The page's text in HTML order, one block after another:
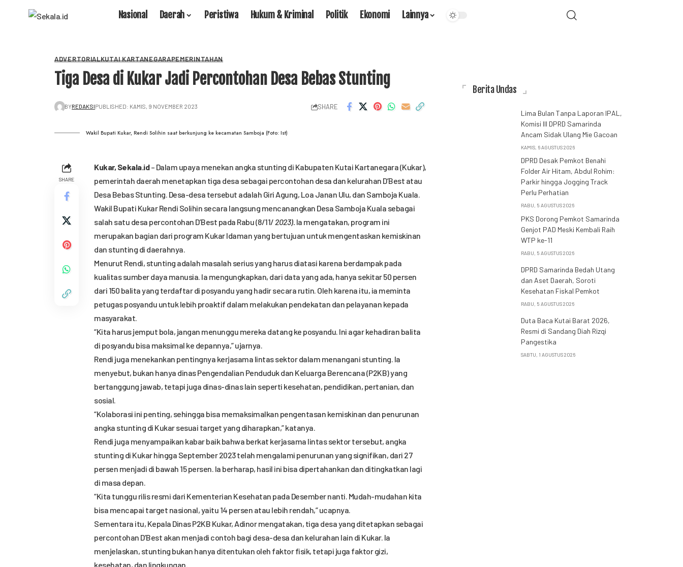
Nasional Daerah Peristiwa Hukum & Kriminal Politik Ekonomi Lainnya
ADVERTORIALKUTAI KARTANEGARAPEMERINTAHAN
Tiga Desa di Kukar Jadi Percontohan Desa Bebas Stunting
BYREDAKSIPUBLISHED: KAMIS, 9 NOVEMBER 2023 SHARE
Wakil Bupati Kukar, Rendi Solihin saat berkunjung ke kecamatan Samboja (Foto: Ist)
SHARE
Kukar, Sekala.id– Dalam upaya menekan angka stunting di Kabupaten Kutai Kartanegara (Kukar),
pemerintah daerah menetapkan tiga desa sebagai percontohan desa dan kelurahan D’Best atau
Desa Bebas Stunting. Desa-desa tersebut adalah Giri Agung, Loa Janan Ulu, dan Samboja Kuala.
Wakil Bupati Kukar Rendi Solihin secara langsung mencanangkan Desa Samboja Kuala sebagai
salah satu desa percontohan D’Best pada Rabu (8/11/ 2023). Ia mengatakan, program ini
merupakan bagian dari program Kukar Idaman yang bertujuan untuk mengentaskan kemiskinan
dan stunting di daerahnya.
Menurut Rendi, stunting adalah masalah serius yang harus diatasi karena berdampak pada
kualitas sumber daya manusia. Ia mengungkapkan, dari data yang ada, hanya sekitar 50 persen
dari 150 balita yang terdaftar di posyandu yang hadir secara rutin. Oleh karena itu, ia meminta
petugas posyandu untuk lebih proaktif dalam melakukan pendekatan dan pelayanan kepada
masyarakat.
“Kita harus jemput bola, jangan menunggu mereka datang ke posyandu. Ini agar kehadiran balita
di posyandu bisa maksimal ke depannya,” ujarnya.
Rendi juga menekankan pentingnya kerjasama lintas sektor dalam menangani stunting. Ia
menyebut, bukan hanya dinas Pengendalian Penduduk dan Keluarga Berencana (P2KB) yang
bertanggung jawab, tetapi juga dinas-dinas lain seperti kesehatan, pendidikan, pertanian, dan
sosial.
“Kolaborasi ini penting, sehingga bisa memaksimalkan pengentasan kemiskinan dan penurunan
angka stunting di Kukar sesuai target yang diharapkan,” katanya.
Rendi juga menyampaikan kabar baik bahwa berkat kerjasama lintas sektor tersebut, angka
stunting di Kukar hingga September 2023 telah mengalami penurunan yang signifikan, dari 27
persen menjadi di bawah 15 persen. Ia berharap, hasil ini bisa dipertahankan dan ditingkatkan lagi
di masa depan.
“Kita tunggu rilis resmi dari Kementerian Kesehatan pada Desember nanti. Mudah-mudahan kita
bisa mencapai target nasional, yaitu 14 persen atau lebih rendah,” ucapnya.
Sementara itu, Kepala Dinas P2KB Kukar, Adinor mengatakan, tiga desa yang ditetapkan sebagai
percontohan D’Best akan menjadi contoh bagi desa-desa dan kelurahan lain di Kukar. Ia
menjelaskan, stunting bukan hanya ditentukan oleh faktor fisik, tetapi juga faktor gizi,
kesehatan, dan lingkungan.
Berita Undas
Lima Bulan Tanpa Laporan IPAL,
Komisi III DPRD Samarinda
Ancam Sidak Ulang Mie Gacoan
KAMIS, 6 AGUSTUS 2026
DPRD Desak Pemkot Benahi
Folder Air Hitam, Abdul Rohim:
Parkir hingga Jogging Track
Perlu Perhatian
RABU, 5 AGUSTUS 2026
PKS Dorong Pemkot Samarinda
Genjot PAD Meski Kembali Raih
WTP ke-11
RABU, 5 AGUSTUS 2026
DPRD Samarinda Bedah Utang
dan Aset Daerah, Soroti
Kesehatan Fiskal Pemkot
RABU, 5 AGUSTUS 2026
Duta Baca Kutai Barat 2026,
Resmi di Sandang Diah Rizqi
Pangestika
SABTU, 1 AGUSTUS 2026